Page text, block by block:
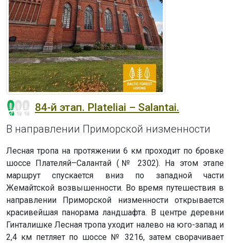
84-й этап. Plateliai – Salantai.
В направлении Приморской низменности
Лесная тропа на протяжении 6 км проходит по бровке
шоссе Плателяй–Салантай (№ 2302). На этом этапе
маршрут спускается вниз по западной части
Жемайтской возвышенности. Во время путешествия в
направлении Приморской низменности открывается
красивейшая панорама ландшафта. В центре деревни
Гинталишке Лесная тропа уходит налево на юго-запад и
2,4 км петляет по шоссе № 3216, затем сворачивает